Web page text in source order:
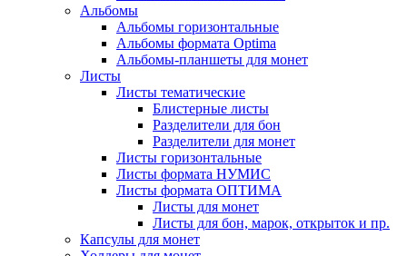
Альбомы
Альбомы горизонтальные
Альбомы формата Optima
Альбомы-планшеты для монет
Листы
Листы тематические
Блистерные листы
Разделители для бон
Разделители для монет
Листы горизонтальные
Листы формата НУМИС
Листы формата ОПТИМА
Листы для монет
Листы для бон, марок, открыток и пр.
Капсулы для монет